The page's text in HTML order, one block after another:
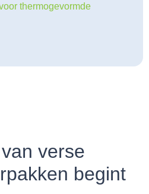
thermogevormde
verse
begint